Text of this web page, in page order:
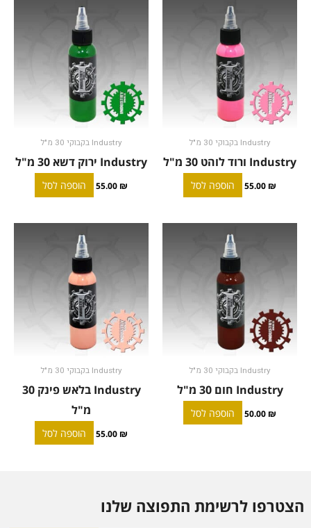
Industry בקבוקי 30 מ"ל
Industry ורוד לוהט 30 מ"ל
55.00 ₪ הוספה לסל
Industry בקבוקי 30 מ"ל
Industry ירוק דשא 30 מ"ל
55.00 ₪ הוספה לסל
Industry בקבוקי 30 מ"ל
Industry חום 30 מ"ל
50.00 ₪ הוספה לסל
Industry בקבוקי 30 מ"ל
Industry בלאש פינק 30
מ"ל
55.00 ₪ הוספה לסל
הצטרפו לרשימת התפוצה שלנו